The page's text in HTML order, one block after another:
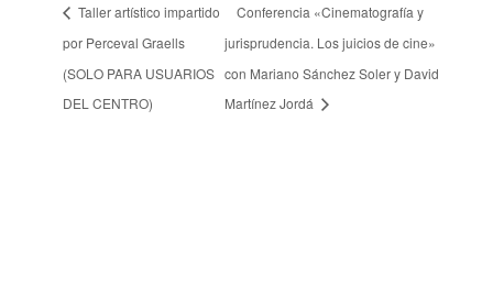
Taller artístico impartido
por Perceval Graells
(SOLO PARA USUARIOS
DEL CENTRO)
Conferencia «Cinematografía y
jurisprudencia. Los juicios de cine»
con Mariano Sánchez Soler y David
Martínez Jordá